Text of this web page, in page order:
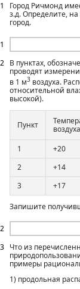
1
1
Город Ричмонд
з.д. Определите, на
город.
2
2
В пунктах,
проводят
в 1 м3 воздуха.
относительной
высокой).
Пункт
1
+20
2
+14
3
+17
Запишите
3
Что из
примеры
1) продольная